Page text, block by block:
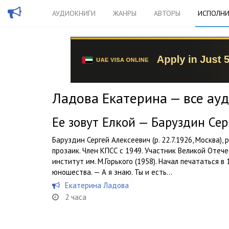
АУДИОКНИГИ ЖАНРЫ АВТОРЫ
Ладова Екатерина — все
Ее зовут Елкой — Баруздин
Баруздин Сергей Алексеевич (р. 22.7.1926, Москва),
прозаик. Член КПСС с 1949. Участник Великой
институт им. М.Горького (1958). Начал печататься
юношества. — А я знаю. Ты и есть...
Екатерина Ладова
2 часа